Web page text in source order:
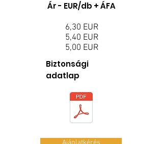
Ár - EUR/db + ÁFA
6,30 EUR
5,40 EUR
5,00 EUR
Biztonsági
adatlap